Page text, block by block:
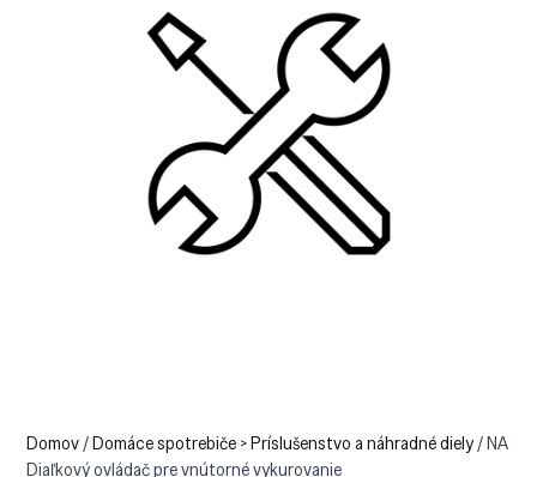
Domov/Domáce spotrebiče > Príslušenstvo a náhradné diely/ NA
Diaľkový ovládač pre vnútorné vykurovanie